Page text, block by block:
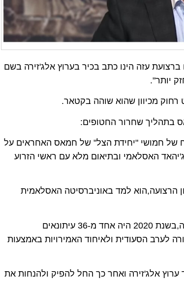
עזה הינו כתב בכיר בערוץ אלג'זירה בשם
יותר".
מכיוון שהוא שוהה בקטאר.
בתהליך שחרור החטופים:
של חמושי "יחידת הצל" של חמאס האחראים על
האסלאמי ובתיאום מלא עם ראשי הזרוע
הרצועה,הוא למד באוניברסיטה האסלאמית
בשנת 2008 החל לעבוד ככתב ערוץ אלג'זירה ברצועת עזה,בשנת 2020 היה אחד מ-36 עיתונאים
לערב הסעודית ולאיחוד האמירויות באמצעות
אלג'זירה ואחר כך החל להפיק ולהנחות את